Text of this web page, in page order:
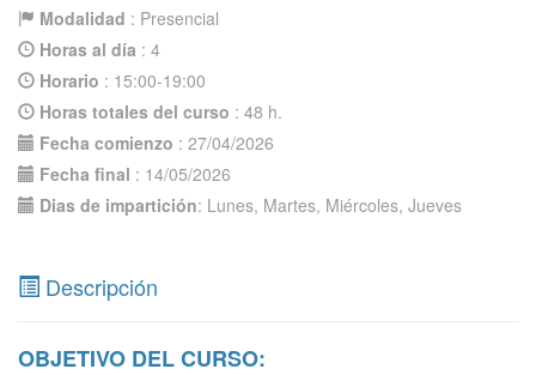
Modalidad : Presencial
Horas al día : 4
Horario : 15:00-19:00
Horas totales del curso : 48 h.
Fecha comienzo : 27/04/2026
Fecha final : 14/05/2026
Dias de impartición: Lunes, Martes, Miércoles, Jueves
Descripción
OBJETIVO DEL CURSO: